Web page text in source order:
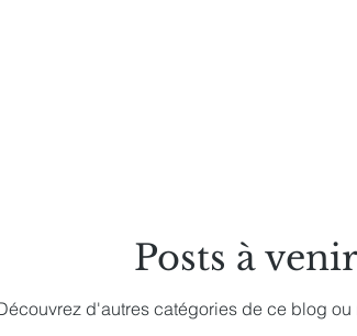
Posts à venir
d'autres catégories de ce blog ou